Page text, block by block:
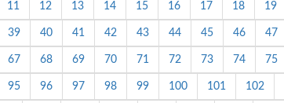
11 12 13 14 15 16 17 18 19
39 40 41 42 43 44 45 46 47
67 68 69 70 71 72 73 74 75
95 96 97 98 99 100 101 102